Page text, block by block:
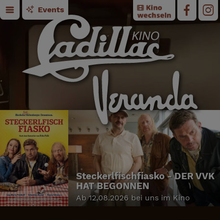
Events
Steckerlfischfiasko - DER VVK
HAT BEGONNEN
Ab 12.08.2026 bei uns im Kino